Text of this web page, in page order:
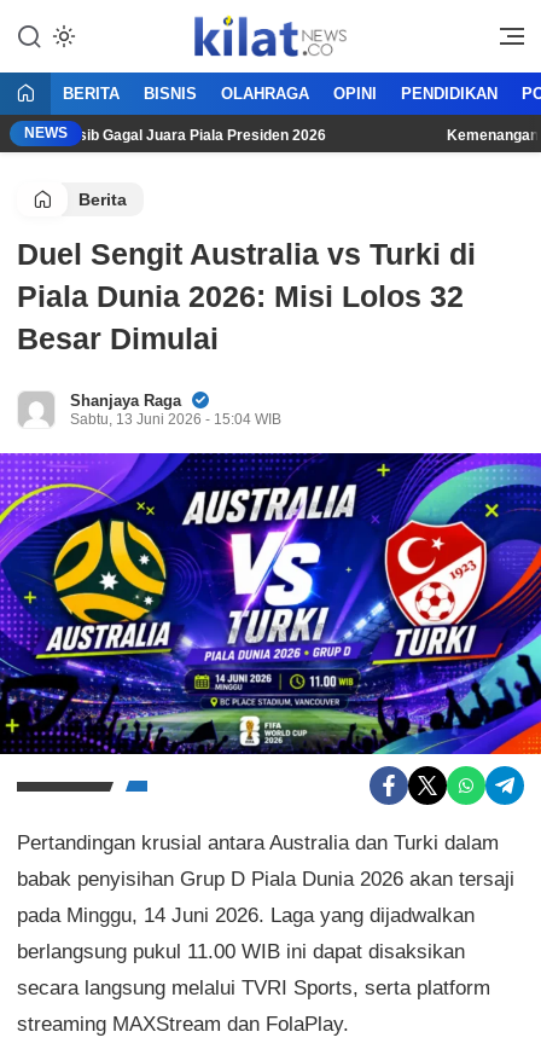
KilatNews.co
Mencerdaskan Anak Bangsa
BERITA BISNIS OLAHRAGA OPINI PENDIDIKAN
NEWS
Persib Gagal Juara Piala Presiden 2026 Kemenangan
Berita
Duel Sengit Australia vs Turki di
Piala Dunia 2026: Misi Lolos 32
Besar Dimulai
Shanjaya Raga
Sabtu, 13 Juni 2026 - 15:04 WIB
Pertandingan krusial antara Australia dan Turki dalam
babak penyisihan Grup D Piala Dunia 2026 akan tersaji
pada Minggu, 14 Juni 2026. Laga yang dijadwalkan
berlangsung pukul 11.00 WIB ini dapat disaksikan
secara langsung melalui TVRI Sports, serta platform
streaming MAXStream dan FolaPlay.